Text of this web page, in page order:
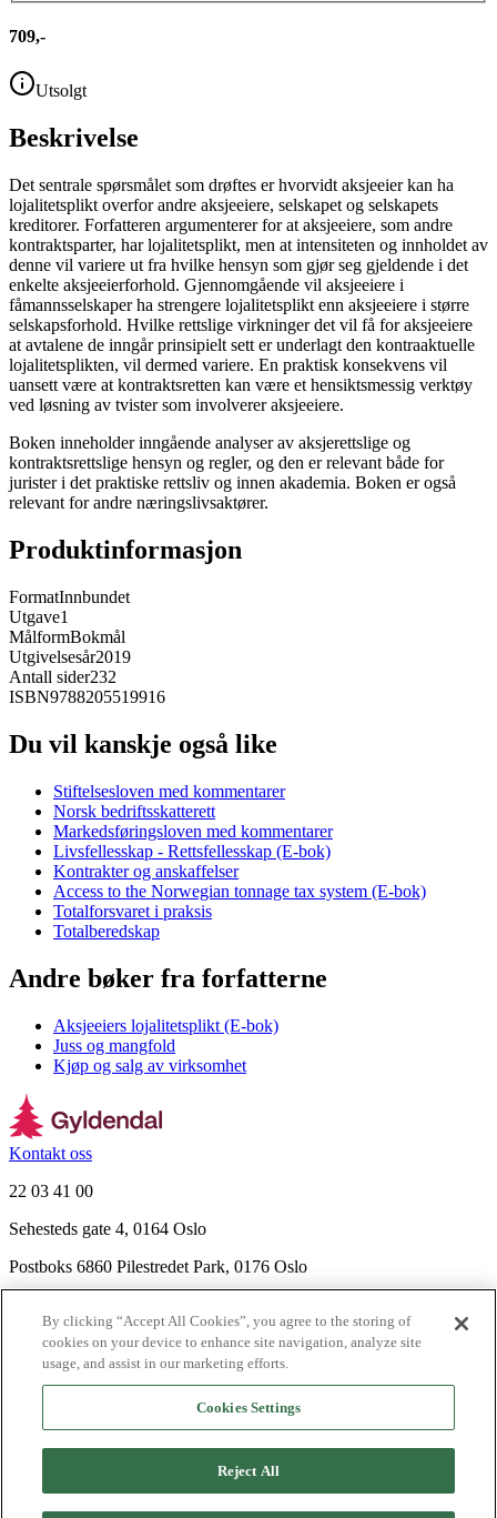
709,-
Utsolgt
Beskrivelse
Det sentrale spørsmålet som drøftes er hvorvidt aksjeeier kan ha
lojalitetsplikt overfor andre aksjeeiere, selskapet og selskapets
kreditorer. Forfatteren argumenterer for at aksjeeiere, som andre
kontraktsparter, har lojalitetsplikt, men at intensiteten og innholdet av
denne vil variere ut fra hvilke hensyn som gjør seg gjeldende i det
enkelte aksjeeierforhold. Gjennomgående vil aksjeeiere i
fåmannsselskaper ha strengere lojalitetsplikt enn aksjeeiere i større
selskapsforhold. Hvilke rettslige virkninger det vil få for aksjeeiere
at avtalene de inngår prinsipielt sett er underlagt den kontraaktuelle
lojalitetsplikten, vil dermed variere. En praktisk konsekvens vil
uansett være at kontraktsretten kan være et hensiktsmessig verktøy
ved løsning av tvister som involverer aksjeeiere.
Boken inneholder inngående analyser av aksjerettslige og
kontraktsrettslige hensyn og regler, og den er relevant både for
jurister i det praktiske rettsliv og innen akademia. Boken er også
relevant for andre næringslivsaktører.
Produktinformasjon
FormatInnbundet
Utgave1
MålformBokmål
Utgivelsesår2019
Antall sider232
ISBN9788205519916
Du vil kanskje også like
Stiftelsesloven med kommentarer
Norsk bedriftsskatterett
Markedsføringsloven med kommentarer
Livsfellesskap - Rettsfellesskap (E-bok)
Kontrakter og anskaffelser
Access to the Norwegian tonnage tax system (E-bok)
Totalforsvaret i praksis
Totalberedskap
Andre bøker fra forfatterne
Aksjeeiers lojalitetsplikt (E-bok)
Juss og mangfold
Kjøp og salg av virksomhet
Kontakt oss
22 03 41 00
Sehesteds gate 4, 0164 Oslo
Postboks 6860 Pilestredet Park, 0176 Oslo
Nyhetsbrev
Ledige stillinger
Send inn manus
Agency
By clicking “Accept All Cookies”, you agree to the storing of
cookies on your device to enhance site navigation, analyze site
usage, and assist in our marketing efforts.
Cookies Settings
Reject All